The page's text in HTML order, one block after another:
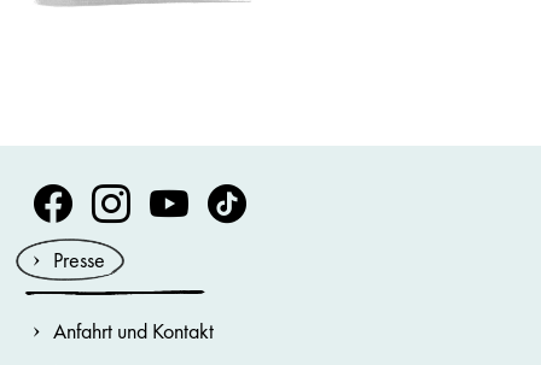
Volksoper Facebook
Volksoper Instagram
Volksoper Youtube
Volksoper TikTok
Presse
Anfahrt und Kontakt